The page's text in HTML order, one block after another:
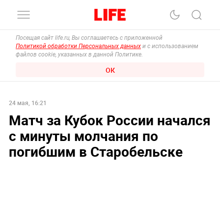
Посещая сайт life.ru, Вы соглашаетесь с приложенной
Политикой обработки Персональных данных и с использованием
файлов cookie, указанных в данной Политике.
ОК
24 мая, 16:21
Матч за Кубок России начался
с минуты молчания по
погибшим в Старобельске